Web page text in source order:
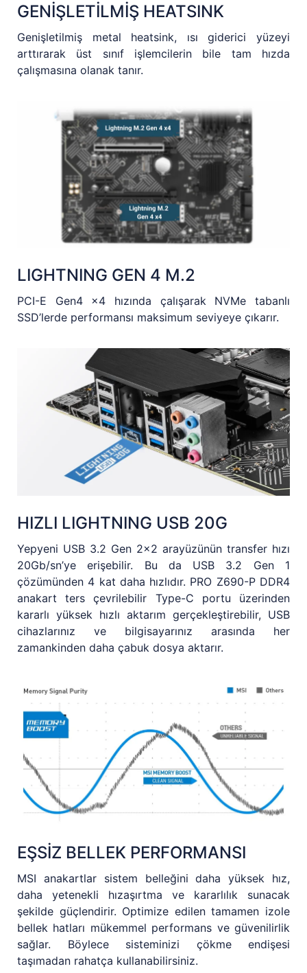
GENİŞLETİLMİŞ HEATSINK
Genişletilmiş metal heatsink, ısı giderici yüzeyi
arttırarak üst sınıf işlemcilerin bile tam hızda
çalışmasına olanak tanır.
LIGHTNING GEN 4 M.2
PCI-E Gen4 x4 hızında çalışarak NVMe tabanlı
SSD’lerde performansı maksimum seviyeye çıkarır.
HIZLI LIGHTNING USB 20G
Yepyeni USB 3.2 Gen 2x2 arayüzünün transfer hızı
20Gb/sn’ye erişebilir. Bu da USB 3.2 Gen 1
çözümünden 4 kat daha hızlıdır. PRO Z690-P DDR4
anakart ters çevrilebilir Type-C portu üzerinden
kararlı yüksek hızlı aktarım gerçekleştirebilir, USB
cihazlarınız ve bilgisayarınız arasında her
zamankinden daha çabuk dosya aktarır.
EŞSİZ BELLEK PERFORMANSI
MSI anakartlar sistem belleğini daha yüksek hız,
daha yetenekli hızaşırtma ve kararlılık sunacak
şekilde güçlendirir. Optimize edilen tamamen izole
bellek hatları mükemmel performans ve güvenilirlik
sağlar. Böylece sisteminizi çökme endişesi
taşımadan rahatça kullanabilirsiniz.